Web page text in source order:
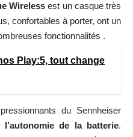
Wireless est un casque très
confortables à porter, ont un
fonctionnalités .
Play:5, tout change
du Sennheiser
l’autonomie de la batterie.